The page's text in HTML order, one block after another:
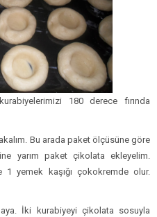
180 derece fırında
Bu arada paket ölçüsüne göre
yarım paket çikolata ekleyelim.
1 yemek kaşığı çokokremde olur.
İki kurabiyeyi çikolata sosuyla